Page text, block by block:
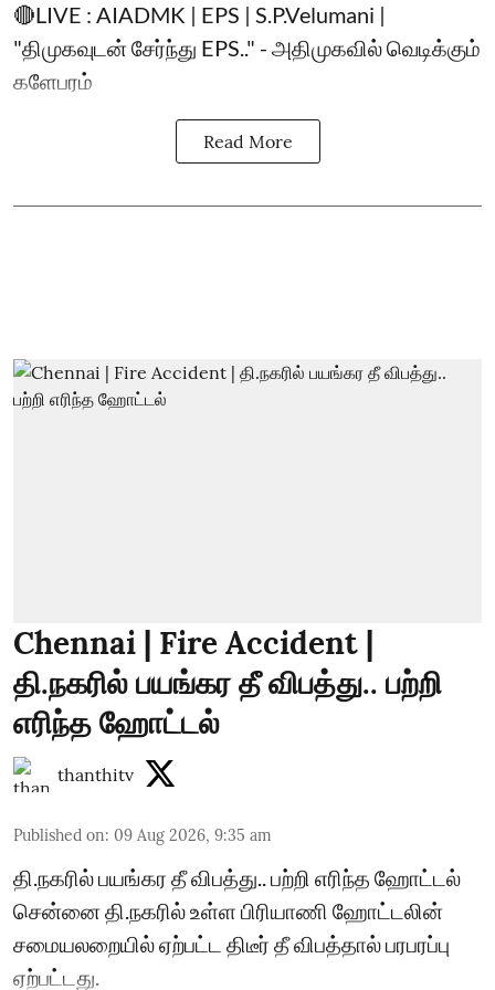
🔴LIVE : AIADMK | EPS | S.P.Velumani |
"திமுகவுடன் சேர்ந்து EPS.." - அதிமுகவில் வெடிக்கும்
களேபரம்
Read More
Chennai | Fire Accident |
தி.நகரில் பயங்கர தீ விபத்து.. பற்றி
எரிந்த ஹோட்டல்
thanthitv
Published on: 09 Aug 2026, 9:35 am
தி.நகரில் பயங்கர தீ விபத்து.. பற்றி எரிந்த ஹோட்டல்
சென்னை தி.நகரில் உள்ள பிரியாணி ஹோட்டலின்
சமையலறையில் ஏற்பட்ட திடீர் தீ விபத்தால் பரபரப்பு
ஏற்பட்டது.